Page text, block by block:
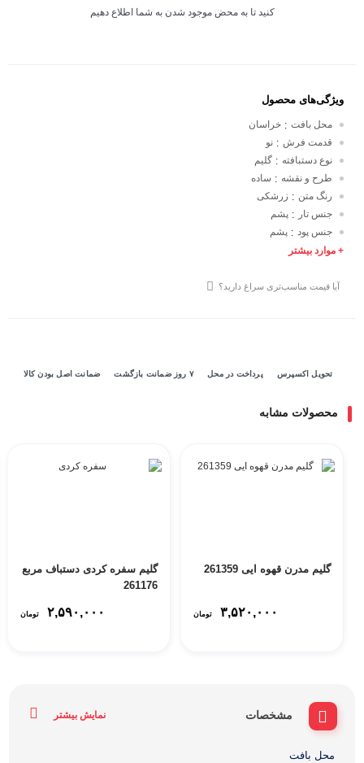
کنید تا به محض موجود شدن به شما اطلاع دهیم
ویژگی‌های محصول
محل بافت : خراسان
قدمت فرش : نو
نوع دستبافته : گلیم
طرح و نقشه : ساده
رنگ متن : زرشکی
جنس تار : پشم
جنس پود : پشم
+ موارد بیشتر
آیا قیمت مناسب‌تری سراغ دارید؟
تحویل اکسپرس پرداخت در محل ۷ روز ضمانت بازگشت ضمانت اصل بودن کالا
محصولات مشابه
گلیم مدرن قهوه ایی 261359
۳,۵۲۰,۰۰۰ تومان
گلیم سفره کردی دستباف مربع
261176
۲,۵۹۰,۰۰۰ تومان
مشخصات نمایش بیشتر
محل بافت